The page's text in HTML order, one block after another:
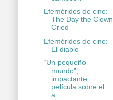
Efemérides de cine:
The Day the Clown
Cried
Efemérides de cine:
El diablo
“Un pequeño
mundo”,
impactante
película sobre el
a...